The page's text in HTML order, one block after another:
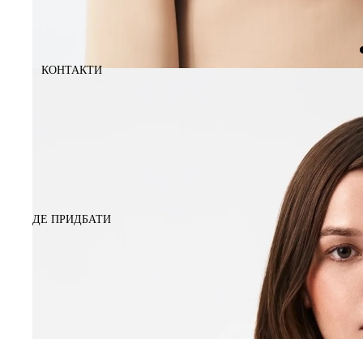
КОНТАКТИ
ДЕ ПРИДБАТИ